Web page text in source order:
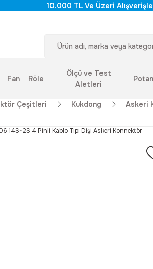
10.000 TL Ve Üzeri
Fan Röle
Ölçü ve Test
Aletleri
Çeşitleri Kukdong Askeri